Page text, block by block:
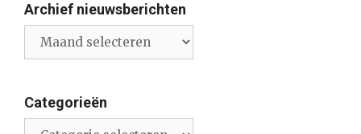
Archief nieuwsberichten
nieuwsberichten
Categorieën